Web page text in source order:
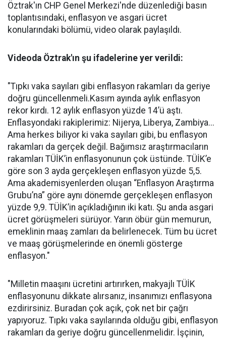
Öztrak'ın CHP Genel Merkezi'nde düzenlediği basın
toplantısındaki, enflasyon ve asgari ücret
konularındaki bölümü, video olarak paylaşıldı.
Videoda Öztrak'ın şu ifadelerine yer verildi:
"Tıpkı vaka sayıları gibi enflasyon rakamları da geriye
doğru güncellenmeli.Kasım ayında aylık enflasyon
rekor kırdı. 12 aylık enflasyon yüzde 14’ü aştı.
Enflasyondaki rakiplerimiz: Nijerya, Liberya, Zambiya...
Ama herkes biliyor ki vaka sayıları gibi, bu enflasyon
rakamları da gerçek değil. Bağımsız araştırmacıların
rakamları TÜİK’in enflasyonunun çok üstünde. TÜİK’e
göre son 3 ayda gerçekleşen enflasyon yüzde 5,5.
Ama akademisyenlerden oluşan “Enflasyon Araştırma
Grubu’na” göre aynı dönemde gerçekleşen enflasyon
yüzde 9,9. TÜİK’in açıkladığının iki katı. Şu anda asgari
ücret görüşmeleri sürüyor. Yarın öbür gün memurun,
emeklinin maaş zamları da belirlenecek. Tüm bu ücret
ve maaş görüşmelerinde en önemli gösterge
enflasyon."
"Milletin maaşını ücretini artırırken, makyajlı TÜİK
enflasyonunu dikkate alırsanız, insanımızı enflasyona
ezdirirsiniz. Buradan çok açık, çok net bir çağrı
yapıyoruz. Tıpkı vaka sayılarında olduğu gibi, enflasyon
rakamları da geriye doğru güncellenmelidir. İşçinin,